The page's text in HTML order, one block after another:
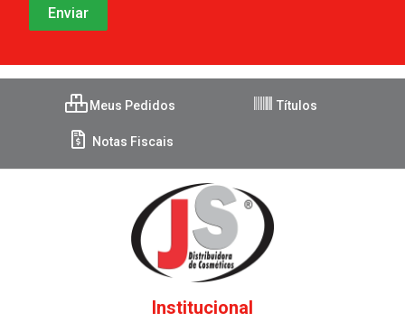
Meus Pedidos Títulos
Notas Fiscais
Institucional